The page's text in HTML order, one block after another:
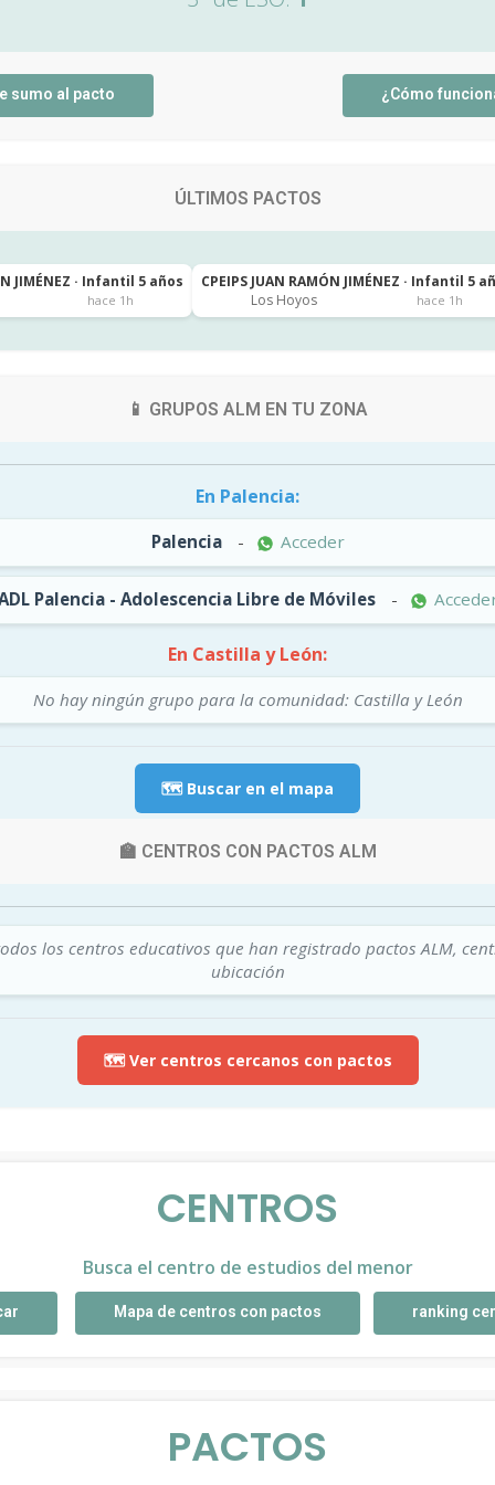
sumo al pacto ¿Cómo
ÚLTIMOS PACTOS
JIMÉNEZ · Infantil 5 años
hace 1h
CPEIPS JUAN RAMÓN JIMÉNEZ · Infantil 5
Los Hoyos
hace 1h
📱 GRUPOS ALM EN TU ZONA
En Palencia:
Palencia - Acceder
Palencia - Adolescencia Libre de Móviles -
En Castilla y León:
No hay ningún grupo para la comunidad: Castilla y León
🗺️ Buscar en el mapa
🏫 CENTROS CON PACTOS ALM
los centros educativos que han registrado pactos ALM,
ubicación
🗺️ Ver centros cercanos con pactos
CENTROS
Busca el centro de estudios del menor
Mapa de centros con pactos ranking
PACTOS